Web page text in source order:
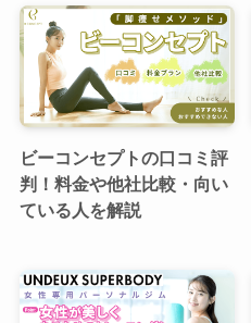
ビーコンセプトの口コミ評
判！料金や他社比較・向い
ている人を解説